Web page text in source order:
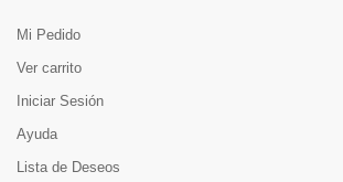
Mi Pedido
Ver carrito
Iniciar Sesión
Ayuda
Lista de Deseos